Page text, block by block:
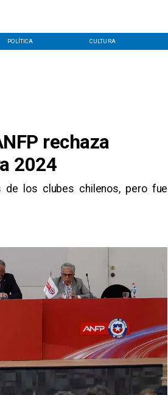
POLÍTICA CULTURA
rechaza
2024
de los clubes chilenos, pero fue